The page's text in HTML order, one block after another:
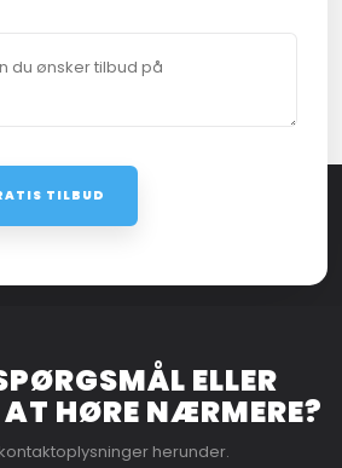
ELLER
HØRE NÆRMERE?
herunder.